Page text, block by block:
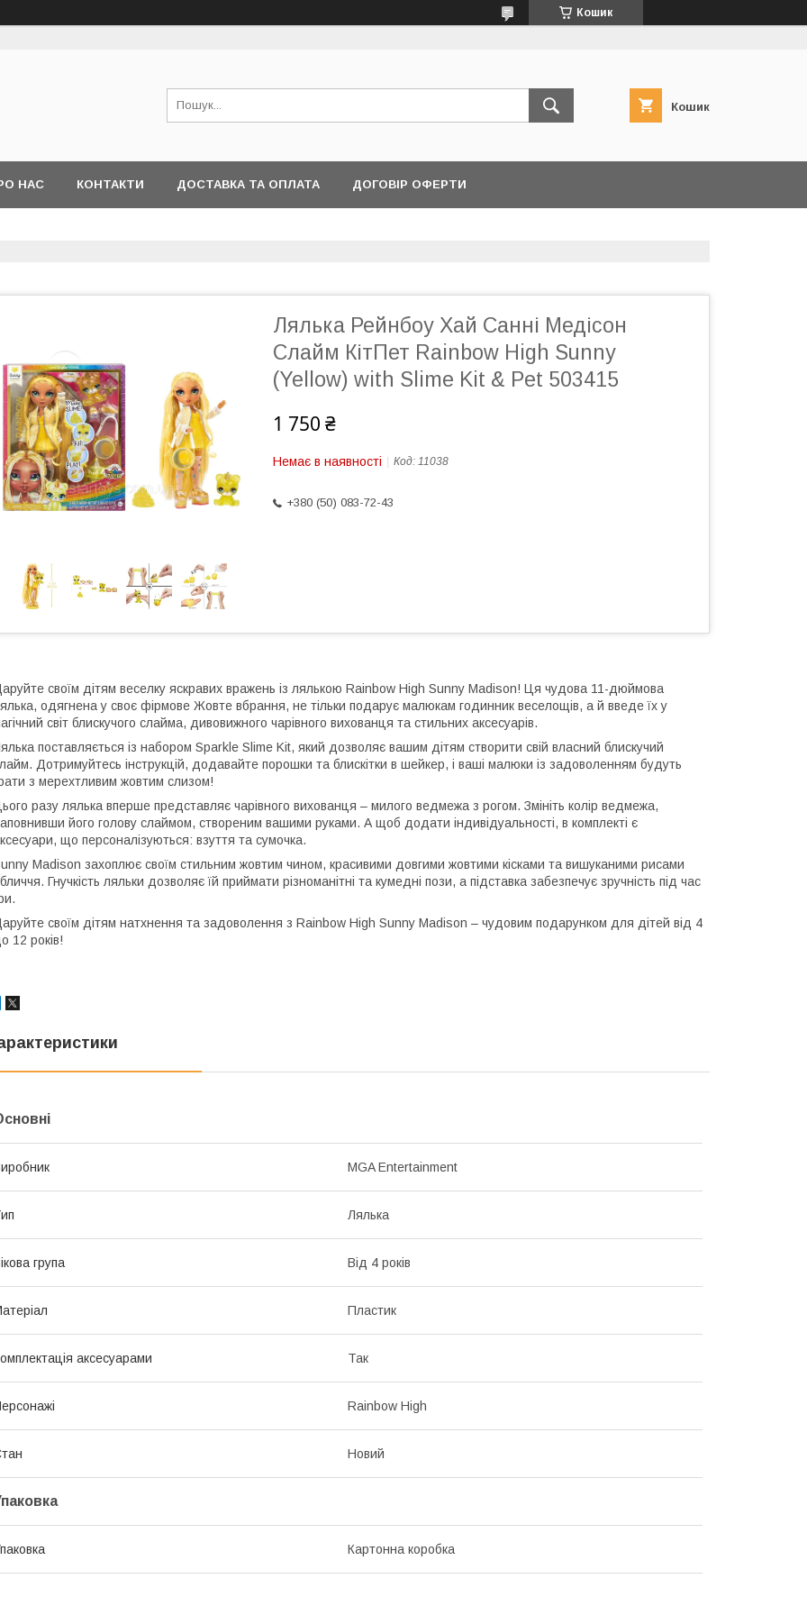
Кошик
Кошик
НАС КОНТАКТИ ДОСТАВКА ТА ОПЛАТА ДОГОВІР ОФЕРТИ
Лялька Рейнбоу Хай Санні Медісон
Слайм КітПет Rainbow High Sunny
(Yellow) with Slime Kit & Pet 503415
1 750 ₴
Немає в наявності Код: 11038
+380 (50) 083-72-43
своїм дітям веселку яскравих вражень із лялькою Rainbow High Sunny Madison! Ця чудова 11-дюймова
одягнена у своє фірмове Жовте вбрання, не тільки подарує малюкам годинник веселощів, а й введе їх у
світ блискучого слайма, дивовижного чарівного вихованця та стильних аксесуарів.
поставляється із набором Sparkle Slime Kit, який дозволяє вашим дітям створити свій власний блискучий
Дотримуйтесь інструкцій, додавайте порошки та блискітки в шейкер, і ваші малюки із задоволенням будуть
з мерехтливим жовтим слизом!
разу лялька вперше представляє чарівного вихованця – милого ведмежа з рогом. Змініть колір ведмежа,
його голову слаймом, створеним вашими руками. А щоб додати індивідуальності, в комплекті є
що персоналізуються: взуття та сумочка.
Madison захоплює своїм стильним жовтим чином, красивими довгими жовтими кісками та вишуканими рисами
Гнучкість ляльки дозволяє їй приймати різноманітні та кумедні пози, а підставка забезпечує зручність під час
своїм дітям натхнення та задоволення з Rainbow High Sunny Madison – чудовим подарунком для дітей від 4
12 років!
MGA Entertainment
Лялька
група Від 4 років
Пластик
аксесуарами Так
Rainbow High
Новий
Картонна коробка